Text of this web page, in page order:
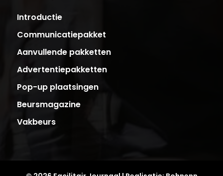
Introductie
Communicatiepakket
Aanvullende pakketten
Advertentiepakketten
Pop-up plaatsingen
Beursmagazine
Vakbeurs